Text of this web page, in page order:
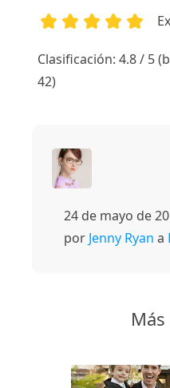
Clasificación: 4.8 / 5
42)
24 de mayo de
por Jenny Ryan a